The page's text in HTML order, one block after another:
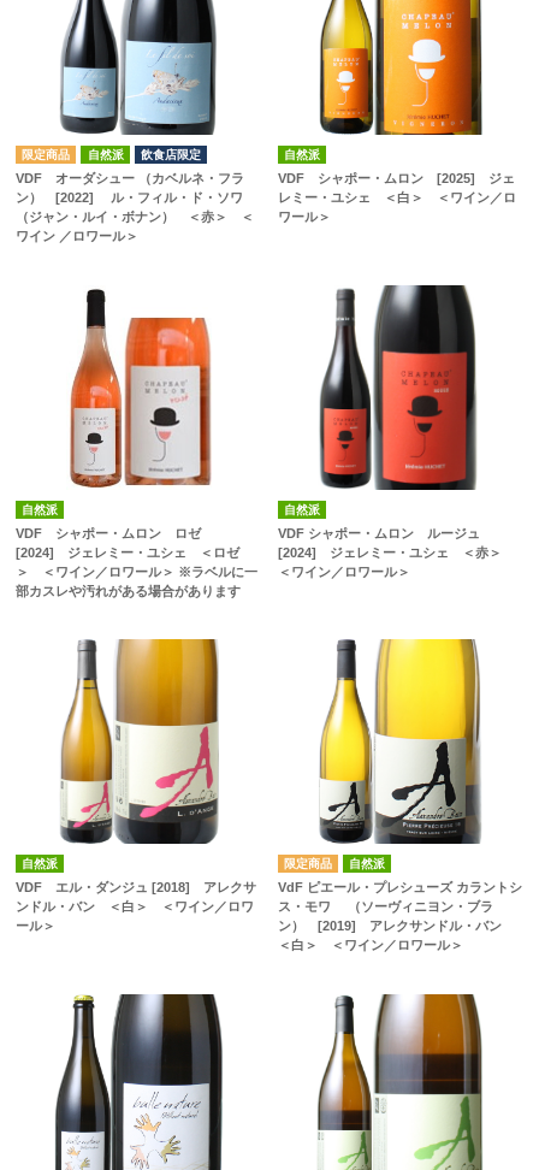
自然派 飲食店限定
VDF オーダシュー （カベルネ・フラ
ン） [2022] ル・フィル・ド・ソワ
（ジャン・ルイ・ボナン） ＜赤＞ ＜
ワイン ／ロワール＞
自然派
VDF シャポー・ムロン [2025] ジェ
レミー・ユシェ ＜白＞ ＜ワイン／ロ
ワール＞
自然派
VDF シャポー・ムロン ロゼ
[2024] ジェレミー・ユシェ ＜ロゼ
＞ ＜ワイン／ロワール＞ ※ラベルに一
部カスレや汚れがある場合があります
自然派
VDF シャポー・ムロン ルージュ
[2024] ジェレミー・ユシェ ＜赤＞
＜ワイン／ロワール＞
自然派
VDF エル・ダンジュ [2018] アレクサ
ンドル・バン ＜白＞ ＜ワイン／ロワ
ール＞
自然派
VdF ピエール・プレシューズ カラントシ
ス・モワ （ソーヴィニヨン・ブラ
ン） [2019] アレクサンドル・バン
＜白＞ ＜ワイン／ロワール＞